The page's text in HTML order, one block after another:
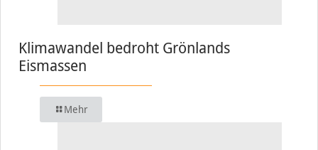
Klimawandel bedroht Grönlands
Eismassen
Mehr